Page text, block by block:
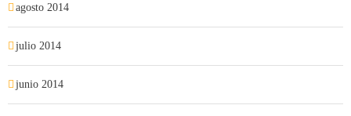
agosto 2014
julio 2014
junio 2014